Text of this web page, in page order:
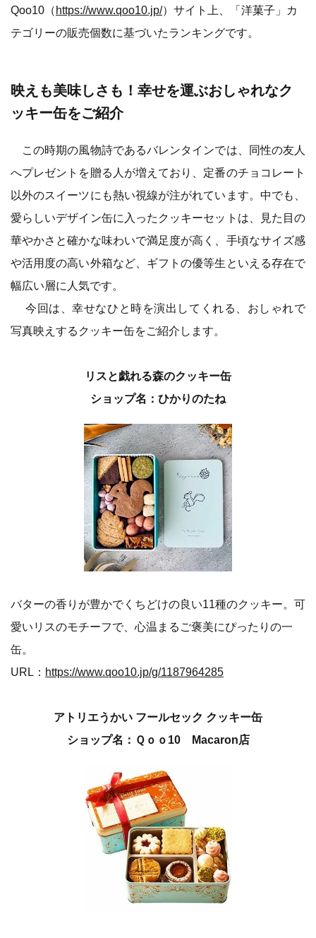
Qoo10（https://www.qoo10.jp/）サイト上、「洋菓子」カ
テゴリーの販売個数に基づいたランキングです。
映えも美味しさも！幸せを運ぶおしゃれなク
ッキー缶をご紹介
この時期の風物詩であるバレンタインでは、同性の友人
へプレゼントを贈る人が増えており、定番のチョコレート
以外のスイーツにも熱い視線が注がれています。中でも、
愛らしいデザイン缶に入ったクッキーセットは、見た目の
華やかさと確かな味わいで満足度が高く、手頃なサイズ感
や活用度の高い外箱など、ギフトの優等生といえる存在で
幅広い層に人気です。
今回は、幸せなひと時を演出してくれる、おしゃれで
写真映えするクッキー缶をご紹介します。
リスと戯れる森のクッキー缶
ショップ名：ひかりのたね
バターの香りが豊かでくちどけの良い11種のクッキー。可
愛いリスのモチーフで、心温まるご褒美にぴったりの一
缶。
URL： https://www.qoo10.jp/g/1187964285
アトリエうかい フールセック クッキー缶
ショップ名：Ｑｏｏ10 Macaron店